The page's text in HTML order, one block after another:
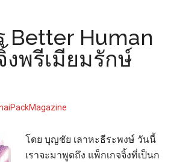
Better Human
งพรีเมียมรักษ์
โดย บุญชัย เลาหะธีระพงษ์ วันนี้
เราจะมาพูดถึง แพ็กเกจจิ้งที่เป็นก